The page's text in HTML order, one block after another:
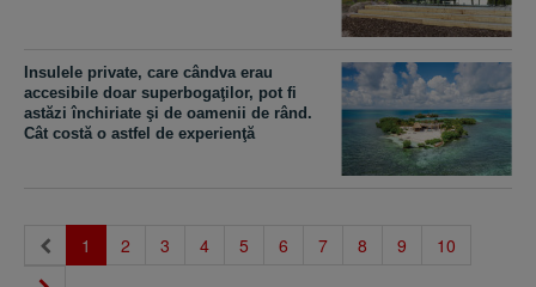
Insulele private, care cândva erau
accesibile doar superbogaţilor, pot fi
astăzi închiriate şi de oamenii de rând.
Cât costă o astfel de experienţă
1 (current)
2 3 4 5 6 7 8 9 10